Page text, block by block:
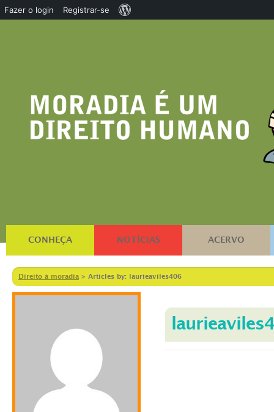
CONHEÇA NOTÍCIAS ACERVO
Direito à moradia > Articles by: laurieaviles406
Fazer o login Registrar-se